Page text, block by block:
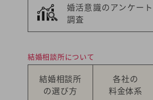
婚活意識のアンケート
調査
結婚相談所について
結婚相談所
の選び方
各社の
料金体系